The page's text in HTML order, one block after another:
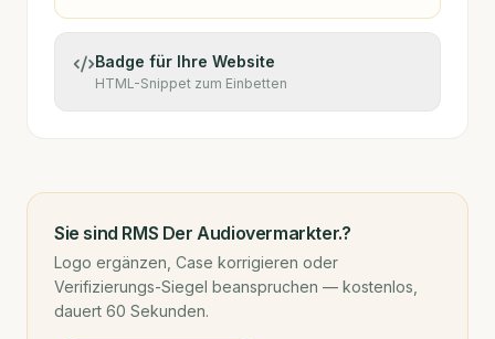
Badge für Ihre Website
HTML-Snippet zum Einbetten
Sie sind RMS Der Audiovermarkter.?
Logo ergänzen, Case korrigieren oder
Verifizierungs-Siegel beanspruchen — kostenlos,
dauert 60 Sekunden.